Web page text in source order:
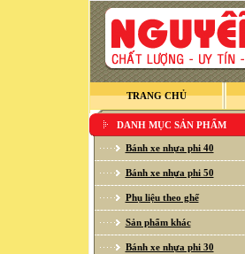
TRANG CHỦ
DANH MỤC SẢN PHẨM
Bánh xe nhựa phi 40
Bánh xe nhựa phi 50
Phụ liệu theo ghế
Sản phẩm khác
Bánh xe nhựa phi 30